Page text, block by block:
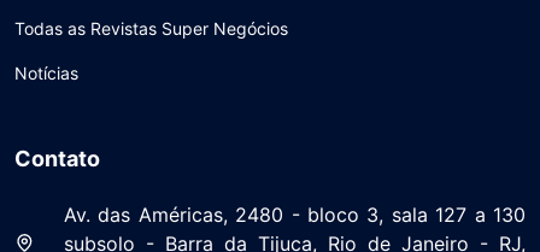
Todas as Revistas Super Negócios
Notícias
Contato
Av. das Américas, 2480 - bloco 3, sala 127 a 130
subsolo - Barra da Tijuca, Rio de Janeiro - RJ,